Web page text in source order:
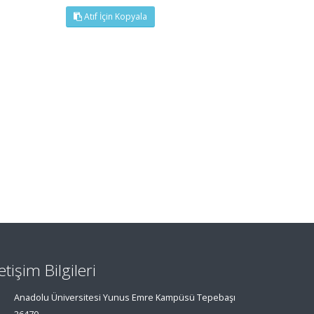
Atıf İçin Kopyala
Bilgileri
Anadolu Üniversitesi Yunus Emre Kampüsü Tepebaşı